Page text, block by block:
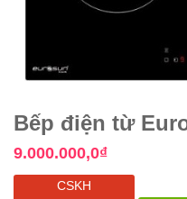
Bếp điện từ
9.000.000,0₫
CSKH